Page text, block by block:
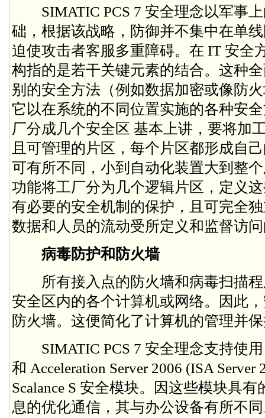
SIMATIC PCS 7 安全理念以军事上
础，根据该战略，防御并不集中在单
迫使攻击者客服多重障碍。在 IT 安全
构指的是若干关键元素的结合。这种
别的安全方法（例如数据加密或像防
它以在系统的不同位置实施的各种安
厂分成几个安全区 基本上讲，要将加
且可管理的片区，每个片区都形成自
可有所不同，小到自动化装置大到整
功能将工厂分为几个逻辑片区，定义
有必要的安全机制的保护，且可完全
数据和人员的流动受所定义和监督访
病毒防护和防火墙
所有接入点的防火墙和病毒扫描程
安全区内的各个计算机或网络。因此
防火墙。这便简化了计算机的管理并
SIMATIC PCS 7 安全理念支持使用
和 Acceleration Server 2006 (ISA
Scalance S 安全模块。因这些模块具
息的优化通信，其与办公设备有所不